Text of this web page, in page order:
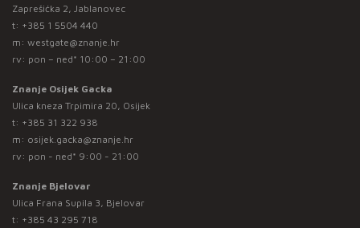
Zaprešićka 2, Jablanovec
t: +385 1 5504 440
m: westgate@znanje.hr
rv: pon – ned* 10:00 – 21:00
Znanje Osijek Gacka
Ulica kneza Trpimira 20, Osijek
t: +385 31 322 938
m: osijek.gacka@znanje.hr
rv: pon - ned* 9:00 - 21:00
Znanje Bjelovar
Ulica Frana Supila 3, Bjelovar
t: +385 43 295 718